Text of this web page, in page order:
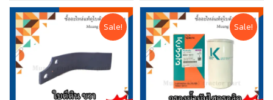
was:
฿100.00.
is:
฿100.00.
Sale! Sale!